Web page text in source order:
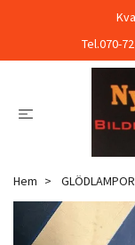
Tel.070-
Hem GLÖDLAMPOR